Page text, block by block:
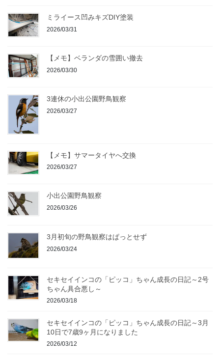
ミライース凹みキズDIY塗装
2026/03/31
【メモ】ベランダの雪囲い撤去
2026/03/30
3連休の小出公園野鳥観察
2026/03/27
【メモ】サマータイヤへ交換
2026/03/27
小出公園野鳥観察
2026/03/26
3月初旬の野鳥観察はぱっとせず
2026/03/24
セキセイインコの「ピッコ」ちゃん成長の日記～2号
ちゃん具合悪し～
2026/03/18
セキセイインコの「ピッコ」ちゃん成長の日記～3月
10日で7歳9ヶ月になりました
2026/03/12